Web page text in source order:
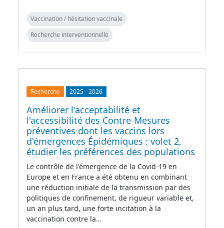
Vaccination / hésitation vaccinale
Recherche interventionnelle
Recherche 2025-2026
Améliorer l'acceptabilité et
l'accessibilité des Contre-Mesures
préventives dont les vaccins lors
d'émergences Épidémiques : volet 2,
étudier les préférences des populations
Le contrôle de l'émergence de la Covid-19 en
Europe et en France a été obtenu en combinant
une réduction initiale de la transmission par des
politiques de confinement, de rigueur variable et,
un an plus tard, une forte incitation à la
vaccination contre la…